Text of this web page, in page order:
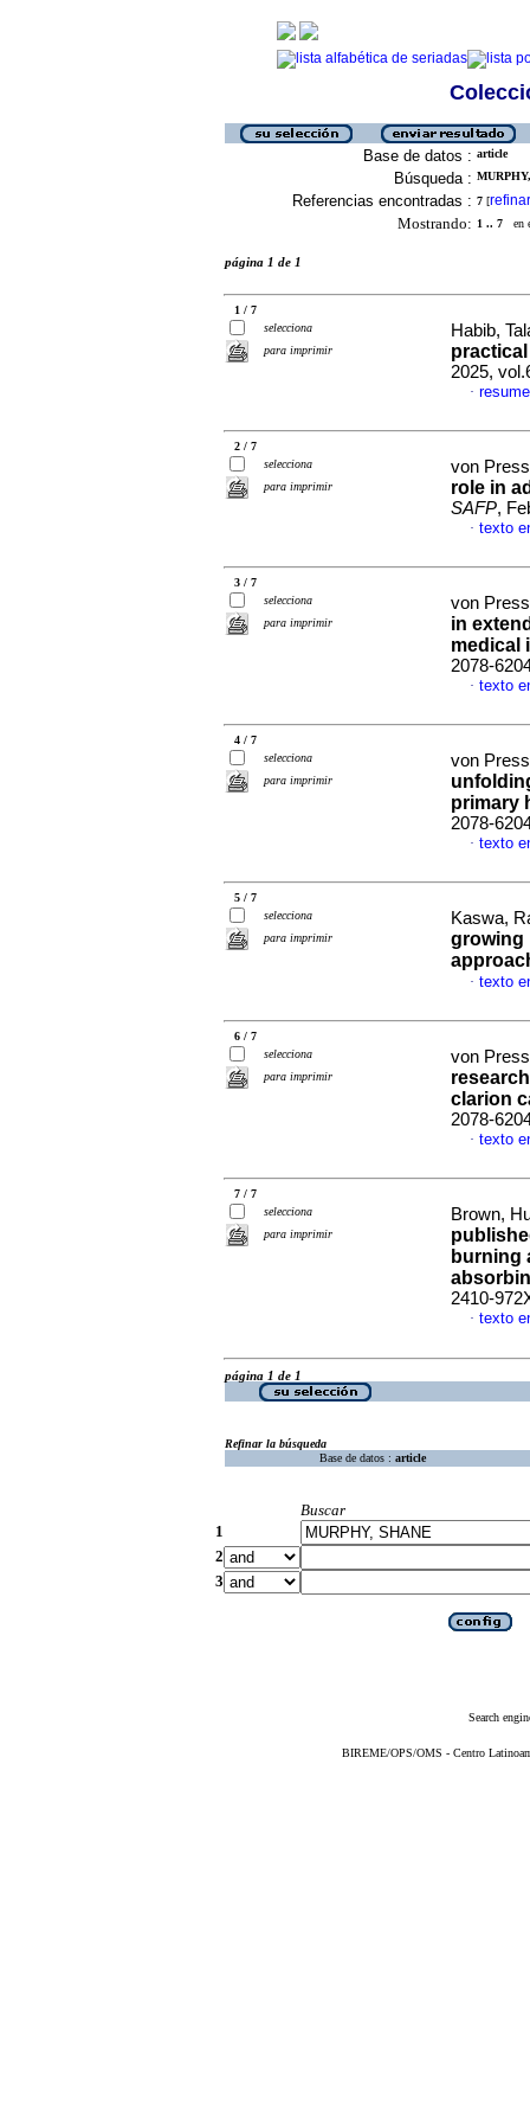
Base de datos : article
Búsqueda :
Referencias encontradas : 7 [refinar
Mostrando: 1 .. 7 en
página 1 de 1
1 / 7
selecciona
para imprimir
Habib,
2025,
·
2 / 7
selecciona
para imprimir
von
role in
SAFP,
· texto
3 / 7
selecciona
para imprimir
von
in
medical
2078-
· texto
4 / 7
selecciona
para imprimir
von
primary
2078-
· texto
5 / 7
selecciona
para imprimir
Kaswa,
growing
· texto
6 / 7
selecciona
para imprimir
von
clarion
2078-
· texto
7 / 7
selecciona
para imprimir
Brown,
burning
2410-
· texto
página 1 de 1
Refinar la búsqueda
Base de datos : article
Buscar
1
2
3
Search
BIREME/OPS/OMS - Centro